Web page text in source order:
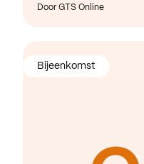
Door GTS Online
Bijeenkomst